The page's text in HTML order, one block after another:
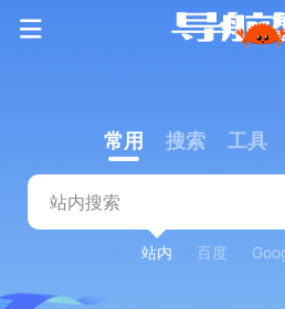
常用 搜索 工具
站内 百度